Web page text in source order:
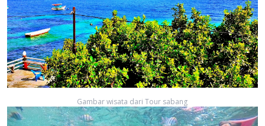
Gambar wisata dari Tour sabang